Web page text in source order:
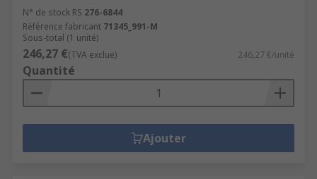
N° de stock RS 276-6844
Référence fabricant 71345_991-M
Sous-total (1 unité)
246,27 €(TVA exclue) 246,27 €/unité
Quantité
Ajouter